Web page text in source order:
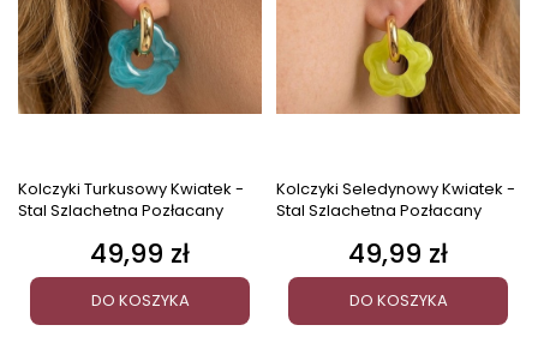
Kolczyki Turkusowy Kwiatek -
Stal Szlachetna Pozłacany
Cena
49,99 zł
DO KOSZYKA
Kolczyki Seledynowy Kwiatek -
Stal Szlachetna Pozłacany
Cena
49,99 zł
DO KOSZYKA